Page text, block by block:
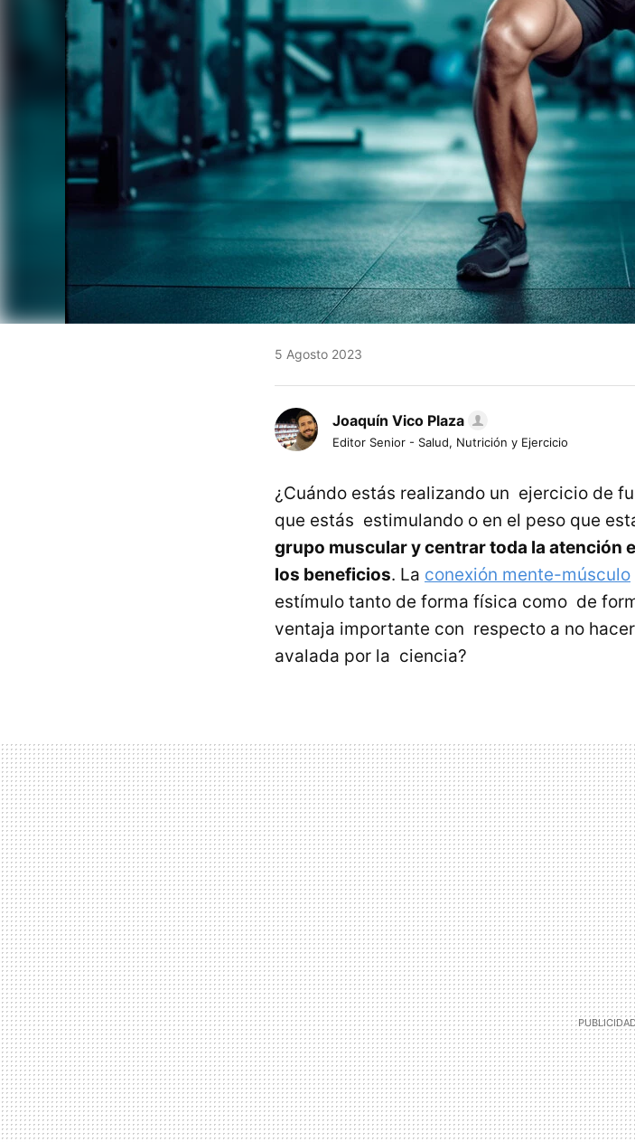
5 Agosto 2023
Joaquín Vico Plaza
Editor Senior - Salud, Nutrición y Ejercicio
¿Cuándo estás realizando un ejercicio de
que estás estimulando o en el peso que
grupo muscular y centrar toda la atención
los beneficios. La conexión mente-músculo
estímulo tanto de forma física como de
ventaja importante con respecto a no
avalada por la ciencia?